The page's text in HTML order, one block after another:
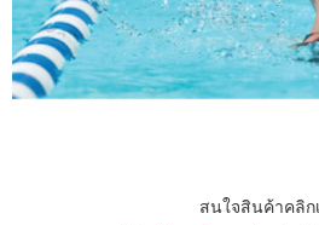
สนใจสินค้าคลิก